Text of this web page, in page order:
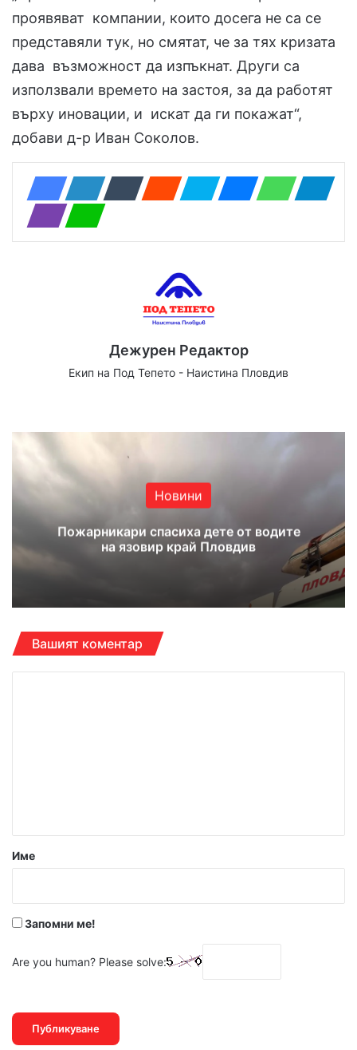
проявяват компании, които досега не са се
представяли тук, но смятат, че за тях кризата
дава възможност да изпъкнат. Други са
използвали времето на застоя, за да работят
върху иновации, и искат да ги покажат“,
добави д-р Иван Соколов.
Дежурен Редактор
Екип на Под Тепето - Наистина Пловдив
te bo
ub ra
Новини
Пожарникари спасиха дете от водите
на язовир край Пловдив
Вашият коментар
р
Име
Запомни ме!
Are you human? Please solve: